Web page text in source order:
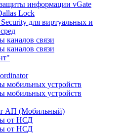
информации vGate
Lock
для виртуальных и
каналов связи
каналов связи
мобильных устройств
мобильных устройств
АП (Мобильный)
от НСД
от НСД